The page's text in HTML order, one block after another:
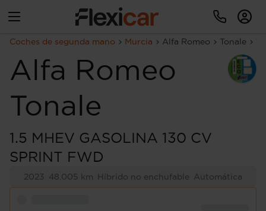
Coches de segunda mano Murcia Alfa Romeo Tonale
Alfa Romeo
Tonale
1.5 MHEV GASOLINA 130 CV
SPRINT FWD
2023 48.005 km Híbrido no enchufable Automática